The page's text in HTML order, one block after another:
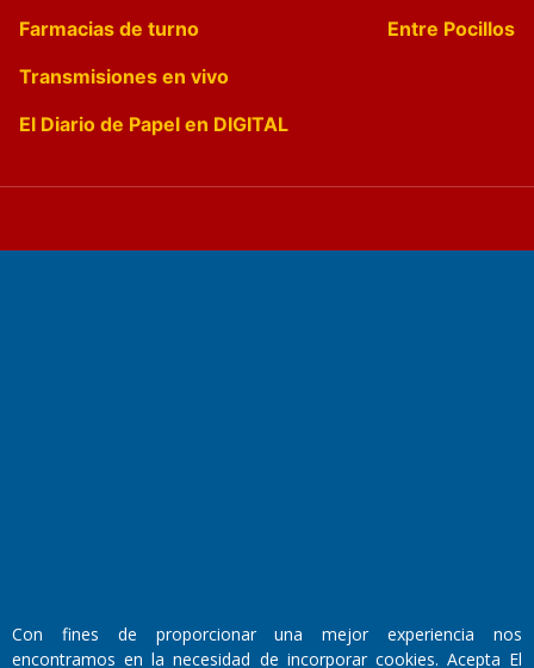
Farmacias de turno
Entre Pocillos
Transmisiones en vivo
El Diario de Papel en DIGITAL
Con fines de proporcionar una mejor experiencia nos
encontramos en la necesidad de incorporar cookies. Acepta El